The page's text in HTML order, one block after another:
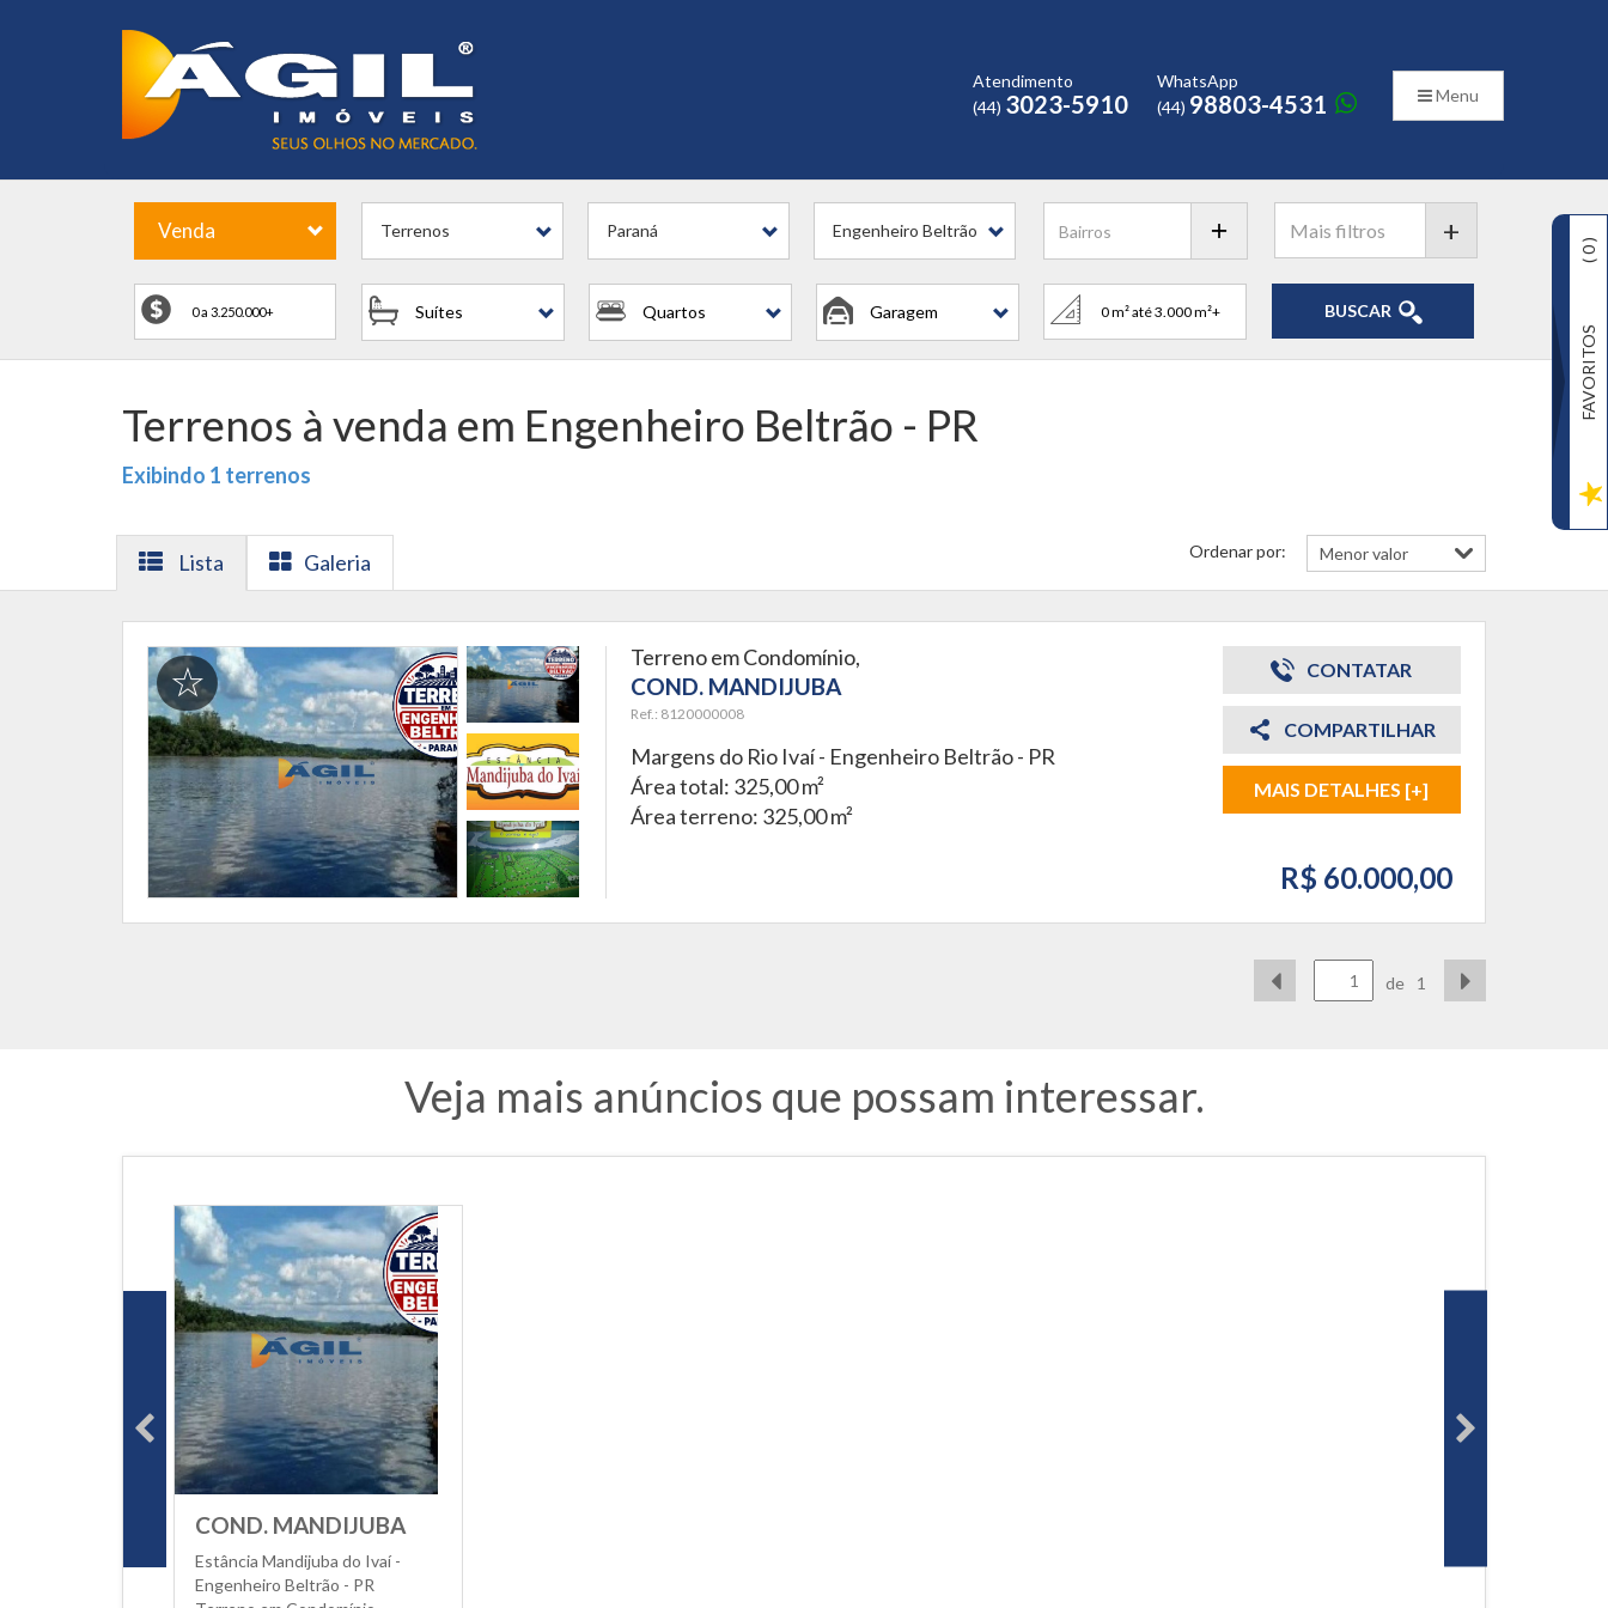
Menu
Atendimento
(44) 3023-5910
WhatsApp
(44) 98803-4531
Venda Terrenos Paraná Engenheiro Beltrão
Suítes Quartos Garagem
+
BUSCAR
Terrenos à venda em Engenheiro Beltrão - PR
Exibindo 1 terrenos
Lista Galeria Ordenar por:
Terreno em Condomínio,
COND. MANDIJUBA
Ref.: 8120000008
Margens do Rio Ivaí - Engenheiro Beltrão - PR
Área total: 325,00 m²
Área terreno: 325,00 m²
CONTATAR
COMPARTILHAR
MAIS DETALHES [+]
R$ 60.000,00
de 1
Veja mais anúncios que possam interessar.
COND. MANDIJUBA
Estância Mandijuba do Ivaí -
Engenheiro Beltrão - PR
FAVORITOS
(
0
)